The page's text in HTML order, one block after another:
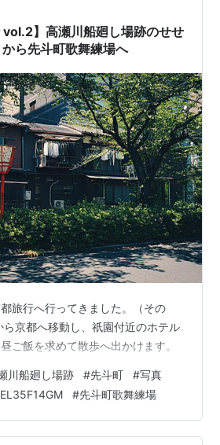
vol.2】高瀬川船廻し場跡のせせ
ら先斗町歌舞練場へ
旅行へ行ってきました。（その
ら京都へ移動し、祇園付近のホテル
ご飯を求めて散歩へ出かけます。
川船廻し場跡 #先斗町 #写真
#先斗町歌舞練場